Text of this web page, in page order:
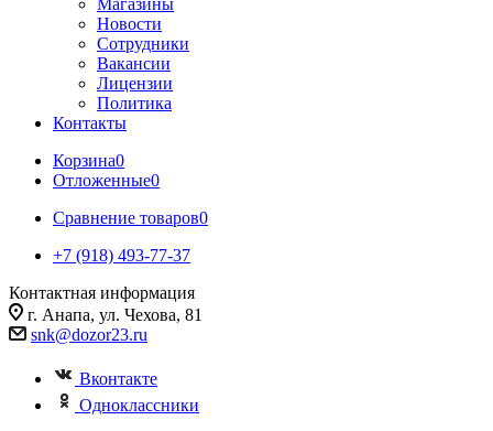
Новости
Сотрудники
Вакансии
Лицензии
Политика
Контакты
Корзина0
Отложенные0
Сравнение товаров0
+7 (918) 493-77-37
Контактная информация
г. Анапа, ул. Чехова, 81
snk@dozor23.ru
Вконтакте
Одноклассники